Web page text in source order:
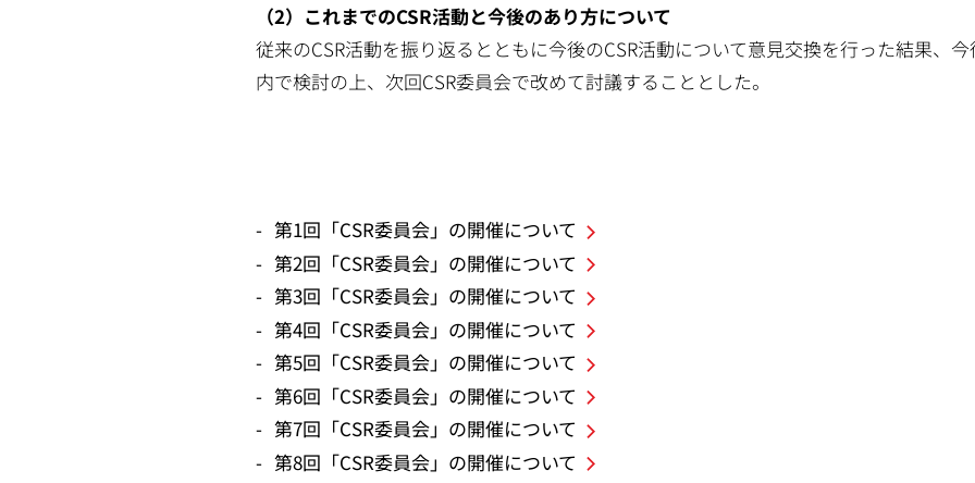
（2）これまでのCSR活動と今後のあり方について
従来のCSR活動を振り返るとともに今後のCSR活動について意見交換を行った結果、
内で検討の上、次回CSR委員会で改めて討議することとした。
第1回「CSR委員会」の開催について
第2回「CSR委員会」の開催について
第3回「CSR委員会」の開催について
第4回「CSR委員会」の開催について
第5回「CSR委員会」の開催について
第6回「CSR委員会」の開催について
第7回「CSR委員会」の開催について
第8回「CSR委員会」の開催について